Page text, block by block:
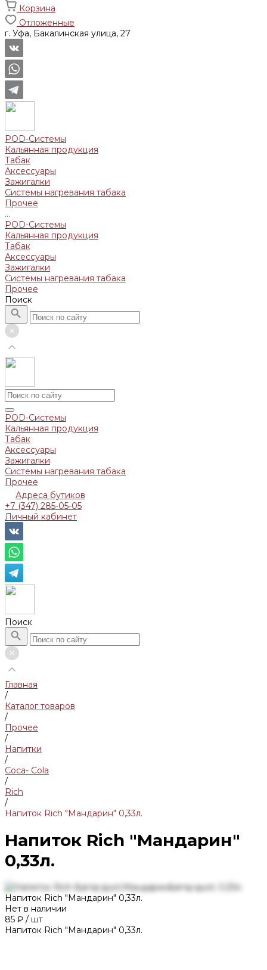
Корзина
Отложенные
г. Уфа, Бакалинская улица, 27
POD-Системы
Кальянная продукция
Табак
Аксессуары
Зажигалки
Системы нагревания табака
Прочее
...
POD-Системы
Кальянная продукция
Табак
Аксессуары
Зажигалки
Системы нагревания табака
Прочее
Поиск
POD-Системы
Кальянная продукция
Табак
Аксессуары
Зажигалки
Системы нагревания табака
Прочее
Адреса бутиков
+7 (347) 285-05-05
Личный кабинет
Поиск
Главная
/
Каталог товаров
/
Прочее
/
Напитки
/
Coca- Cola
/
Rich
/
Напиток Rich "Мандарин" 0,33л.
Напиток Rich "Мандарин"
0,33л.
Напиток Rich "Мандарин" 0,33л.
Нет в наличии
85 ₽ / шт
Напиток Rich "Мандарин" 0,33л.